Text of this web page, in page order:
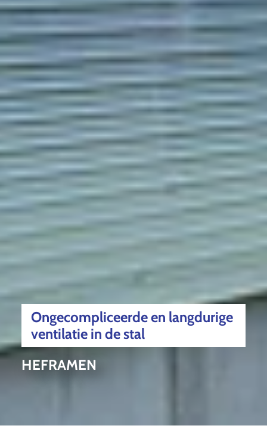
HEFRAMEN
Ongecompliceerde en langdurige
ventilatie in de stal